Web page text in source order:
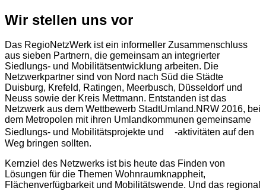
Wir stellen uns vor
Das RegioNetzWerk ist ein informeller Zusammenschluss
aus sieben Partnern, die gemeinsam an integrierter
Siedlungs- und Mobilitätsentwicklung arbeiten. Die
Netzwerkpartner sind von Nord nach Süd die Städte
Duisburg, Krefeld, Ratingen, Meerbusch, Düsseldorf und
Neuss sowie der Kreis Mettmann. Entstanden ist das
Netzwerk aus dem Wettbewerb StadtUmland.NRW 2016, bei
dem Metropolen mit ihren Umlandkommunen gemeinsame
Siedlungs- und Mobilitätsprojekte und -aktivitäten auf den
Weg bringen sollten.
Kernziel des Netzwerks ist bis heute das Finden von
Lösungen für die Themen Wohnraumknappheit,
Flächenverfügbarkeit und Mobilitätswende. Und das regional